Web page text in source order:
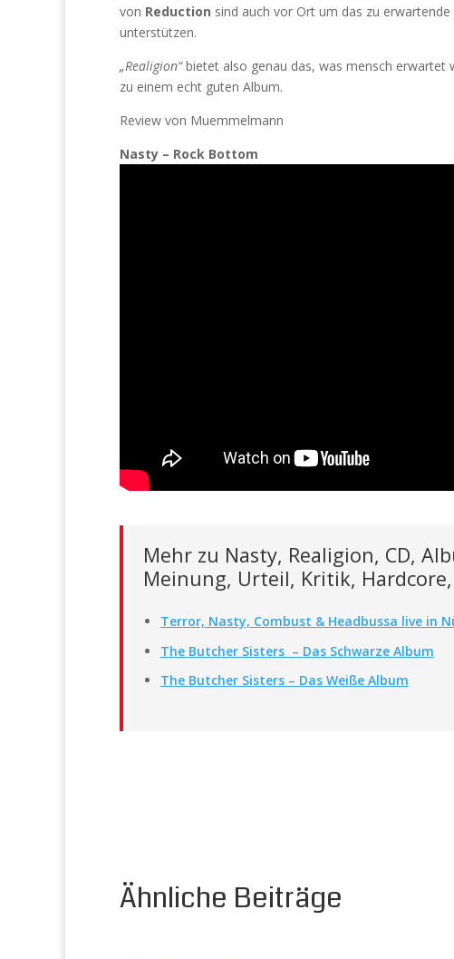
von Reduction sind auch vor Ort um das zu
unterstützen.
„Realigion“bietet also genau das, was mensch erwartet
zu einem echt guten Album.
Review von Muemmelmann
Nasty – Rock Bottom
Mehr zu Nasty, Realigion, CD,
Meinung, Urteil, Kritik,
Terror, Nasty, Combust & Headbussa live in
The Butcher Sisters – Das Schwarze Album
The Butcher Sisters – Das Weiße Album
Ähnliche Beiträge